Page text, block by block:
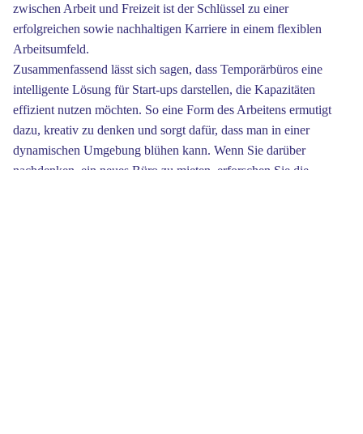
zwischen Arbeit und Freizeit ist der Schlüssel zu einer
erfolgreichen sowie nachhaltigen Karriere in einem flexiblen
Arbeitsumfeld.
Zusammenfassend lässt sich sagen, dass Temporärbüros eine
intelligente Lösung für Start-ups darstellen, die Kapazitäten
effizient nutzen möchten. So eine Form des Arbeitens ermutigt
dazu, kreativ zu denken und sorgt dafür, dass man in einer
dynamischen Umgebung blühen kann. Wenn Sie darüber
nachdenken, ein neues Büro zu mieten, erforschen Sie die